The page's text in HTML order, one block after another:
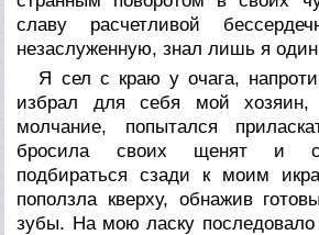
славу расчетливой
незаслуженную, знал лишь я
Я сел с краю у очага,
избрал для себя мой
молчание, попытался
бросила своих щенят и
подбираться сзади к моим
поползла кверху, обнажив
зубы. На мою ласку последовало